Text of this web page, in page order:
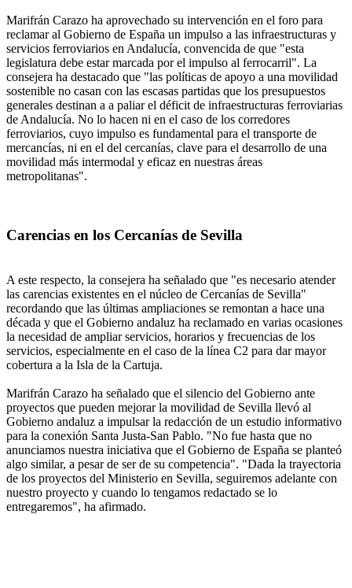
Marifrán Carazo ha aprovechado su intervención en el foro para
reclamar al Gobierno de España un impulso a las infraestructuras y
servicios ferroviarios en Andalucía, convencida de que "esta
legislatura debe estar marcada por el impulso al ferrocarril". La
consejera ha destacado que "las políticas de apoyo a una movilidad
sostenible no casan con las escasas partidas que los presupuestos
generales destinan a a paliar el déficit de infraestructuras ferroviarias
de Andalucía. No lo hacen ni en el caso de los corredores
ferroviarios, cuyo impulso es fundamental para el transporte de
mercancías, ni en el del cercanías, clave para el desarrollo de una
movilidad más intermodal y eficaz en nuestras áreas
metropolitanas".
Carencias en los Cercanías de Sevilla
A este respecto, la consejera ha señalado que "es necesario atender
las carencias existentes en el núcleo de Cercanías de Sevilla"
recordando que las últimas ampliaciones se remontan a hace una
década y que el Gobierno andaluz ha reclamado en varias ocasiones
la necesidad de ampliar servicios, horarios y frecuencias de los
servicios, especialmente en el caso de la línea C2 para dar mayor
cobertura a la Isla de la Cartuja.
Marifrán Carazo ha señalado que el silencio del Gobierno ante
proyectos que pueden mejorar la movilidad de Sevilla llevó al
Gobierno andaluz a impulsar la redacción de un estudio informativo
para la conexión Santa Justa-San Pablo. "No fue hasta que no
anunciamos nuestra iniciativa que el Gobierno de España se planteó
algo similar, a pesar de ser de su competencia". "Dada la trayectoria
de los proyectos del Ministerio en Sevilla, seguiremos adelante con
nuestro proyecto y cuando lo tengamos redactado se lo
entregaremos", ha afirmado.